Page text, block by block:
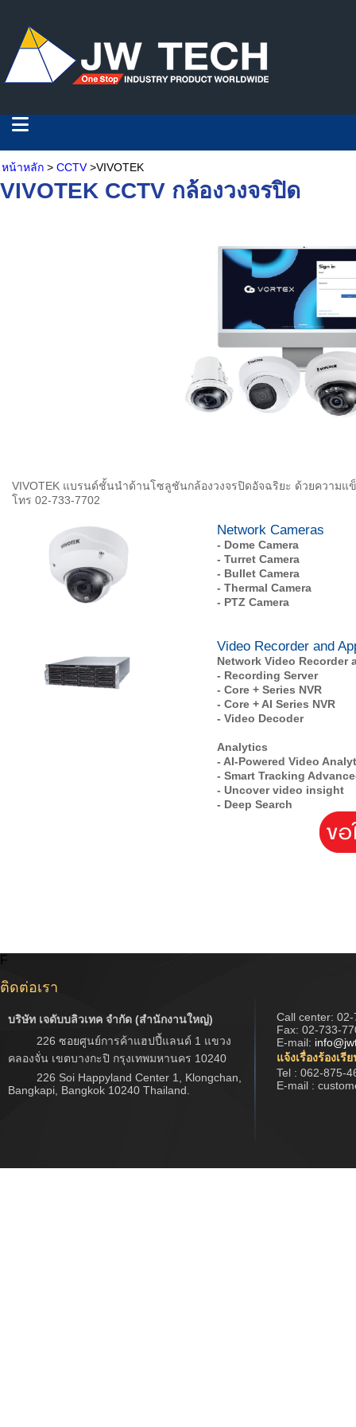
หน้าหลัก > CCTV>VIVOTEK
VIVOTEK CCTV กล้องวงจรปิด
VIVOTEK แบรนด์ชั้นนำด้านโซลูชันกล้องวงจรปิดอัจฉริยะ ด้วยความ
โทร 02-733-7702
Network Cameras
- Dome Camera
- Turret Camera
- Bullet Camera
- Thermal Camera
- PTZ Camera
Video Recorder and
Network Video Recorder
- Recording Server
- Core + Series NVR
- Core + AI Series NVR
- Video Decoder
Analytics
- AI-Powered Video
- Smart Tracking
- Uncover video insight
- Deep Search
F
ติดต่อเรา
บริษัท เจดับบลิวเทค จำกัด (สำนักงานใหญ่)
226 ซอยศูนย์การค้าแฮปปี้แลนด์ 1 แขวง
คลองจั่น เขตบางกะปิ กรุงเทพมหานคร 10240
226 Soi Happyland Center 1, Klongchan,
Bangkapi, Bangkok 10240 Thailand.
Call center: 02-
Fax: 02-733-
E-mail:
แจ้งเรื่องร้องเรี
Tel : 062-875-
E-mail :